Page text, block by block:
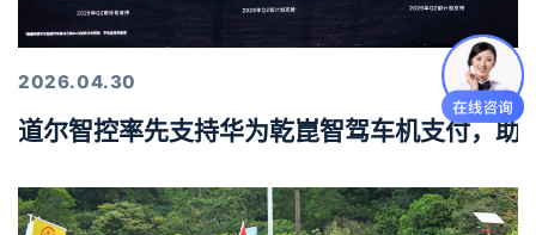
2026.04.30
道尔智控率先支持华为乾崑智驾车机支付，助